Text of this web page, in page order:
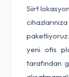
Siirt
yeni ofis
tarafından